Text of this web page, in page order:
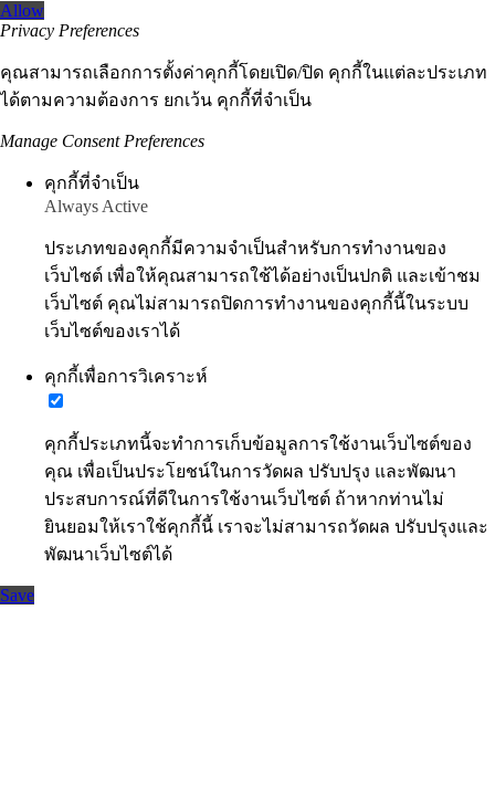
Allow
Privacy Preferences
คุณสามารถเลือกการตั้งค่าคุกกี้โดยเปิด/ปิด คุกกี้ในแต่ละประเภท
ได้ตามความต้องการ ยกเว้น คุกกี้ที่จำเป็น
Manage Consent Preferences
คุกกี้ที่จำเป็น
Always Active
ประเภทของคุกกี้มีความจำเป็นสำหรับการทำงานของ
เว็บไซต์ เพื่อให้คุณสามารถใช้ได้อย่างเป็นปกติ และเข้าชม
เว็บไซต์ คุณไม่สามารถปิดการทำงานของคุกกี้นี้ในระบบ
เว็บไซต์ของเราได้
คุกกี้เพื่อการวิเคราะห์
คุกกี้ประเภทนี้จะทำการเก็บข้อมูลการใช้งานเว็บไซต์ของ
คุณ เพื่อเป็นประโยชน์ในการวัดผล ปรับปรุง และพัฒนา
ประสบการณ์ที่ดีในการใช้งานเว็บไซต์ ถ้าหากท่านไม่
ยินยอมให้เราใช้คุกกี้นี้ เราจะไม่สามารถวัดผล ปรับปรุงและ
พัฒนาเว็บไซต์ได้
Save